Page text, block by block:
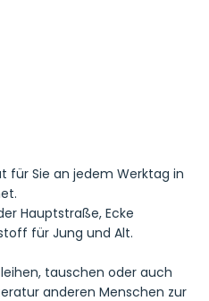
für Sie an jedem Werktag in
Hauptstraße, Ecke
für Jung und Alt.
tauschen oder auch
anderen Menschen zur